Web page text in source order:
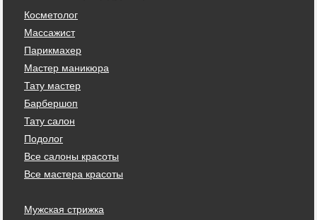
Косметолог
Массажист
Парикмахер
Мастер маникюра
Тату мастер
Барбершоп
Тату салон
Подолог
Все салоны красоты
Все мастера красоты
Мужская стрижка